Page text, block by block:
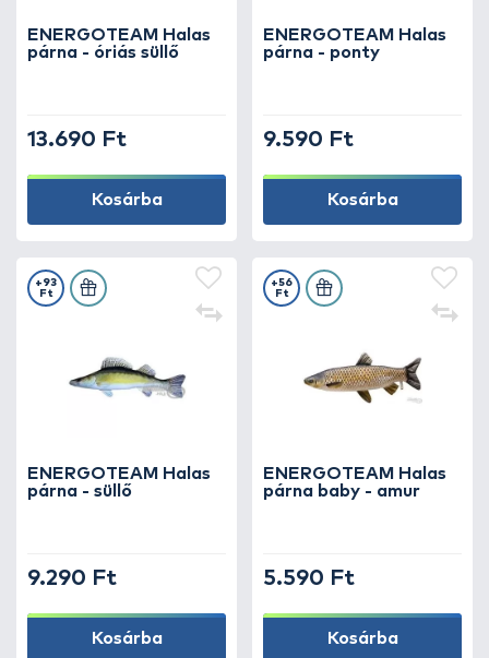
ENERGOTEAM Halas
párna - óriás süllő
13.690 Ft
Kosárba
ENERGOTEAM Halas
párna - ponty
9.590 Ft
Kosárba
ENERGOTEAM Halas
párna - süllő
+93
Ft
9.290 Ft
Kosárba
ENERGOTEAM Halas
párna baby - amur
+56
Ft
5.590 Ft
Kosárba